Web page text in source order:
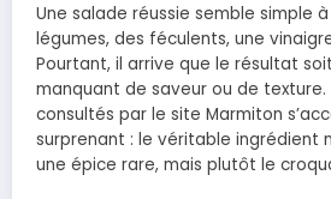
Une salade réussie semble simple
légumes, des féculents, une
Pourtant, il arrive que le résultat
manquant de saveur ou de texture.
consultés par le site Marmiton
surprenant : le véritable ingrédient
une épice rare, mais plutôt le